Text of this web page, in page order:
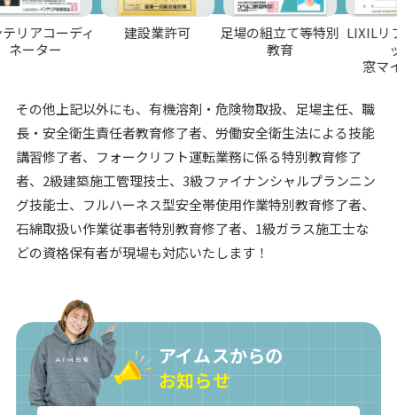
ーディ
ー
建設業許可
足場の組立て等特別 LIXILリフォー
窓マイスタ
その他上記以外にも、有機溶剤・危険物取扱、足場主任、職
長・安全衛生責任者教育修了者、労働安全衛生法による技能
講習修了者、フォークリフト運転業務に係る特別教育修了
者、2級建築施工管理技士、3級ファイナンシャルプランニン
グ技能士、フルハーネス型安全帯使用作業特別教育修了者、
石綿取扱い作業従事者特別教育修了者、1級ガラス施工士な
どの資格保有者が現場も対応いたします！
アイムスからの
お知らせ